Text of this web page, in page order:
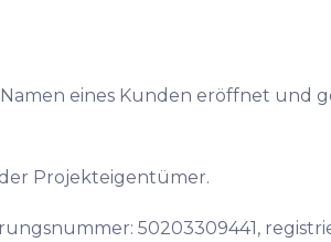
eines Kunden eröffnet und
Projekteigentümer.
50203309441,